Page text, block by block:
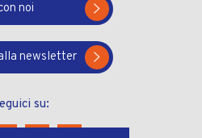
noi
newsletter
su: